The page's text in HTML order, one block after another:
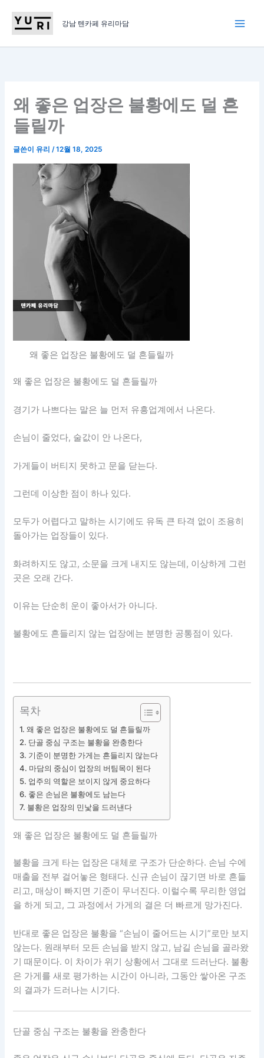
로
강남 텐카페 유리마담
왜 좋은 업장은 불황에도 덜 흔
들릴까
글쓴이 유리/12월 18, 2025
왜 좋은 업장은 불황에도 덜 흔들릴까
왜 좋은 업장은 불황에도 덜 흔들릴까
경기가 나쁘다는 말은 늘 먼저 유흥업계에서 나온다.
손님이 줄었다, 술값이 안 나온다,
가게들이 버티지 못하고 문을 닫는다.
그런데 이상한 점이 하나 있다.
모두가 어렵다고 말하는 시기에도 유독 큰 타격 없이 조용히
돌아가는 업장들이 있다.
화려하지도 않고, 소문을 크게 내지도 않는데, 이상하게 그런
곳은 오래 간다.
이유는 단순히 운이 좋아서가 아니다.
불황에도 흔들리지 않는 업장에는 분명한 공통점이 있다.
목차
왜 좋은 업장은 불황에도 덜 흔들릴까
단골 중심 구조는 불황을 완충한다
기준이 분명한 가게는 흔들리지 않는다
마담의 중심이 업장의 버팀목이 된다
업주의 역할은 보이지 않게 중요하다
좋은 손님은 불황에도 남는다
불황은 업장의 민낯을 드러낸다
왜 좋은 업장은 불황에도 덜 흔들릴까
불황을 크게 타는 업장은 대체로 구조가 단순하다. 손님 수에
매출을 전부 걸어놓은 형태다. 신규 손님이 끊기면 바로 흔들
리고, 매상이 빠지면 기준이 무너진다. 이럴수록 무리한 영업
을 하게 되고, 그 과정에서 가게의 결은 더 빠르게 망가진다.
반대로 좋은 업장은 불황을 “손님이 줄어드는 시기”로만 보지
않는다. 원래부터 모든 손님을 받지 않고, 남길 손님을 골라왔
기 때문이다. 이 차이가 위기 상황에서 그대로 드러난다. 불황
은 가게를 새로 평가하는 시간이 아니라, 그동안 쌓아온 구조
의 결과가 드러나는 시기다.
단골 중심 구조는 불황을 완충한다